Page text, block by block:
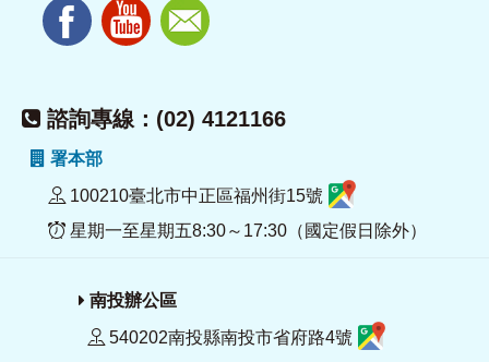
諮詢專線：(02) 4121166
署本部
100210臺北市中正區福州街15號
星期一至星期五8:30～17:30（國定假日除外）
南投辦公區
540202南投縣南投市省府路4號